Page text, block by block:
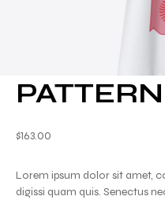
$163.00
Lorem ipsum dolor sit amet,
digissi quam quis. Senectus